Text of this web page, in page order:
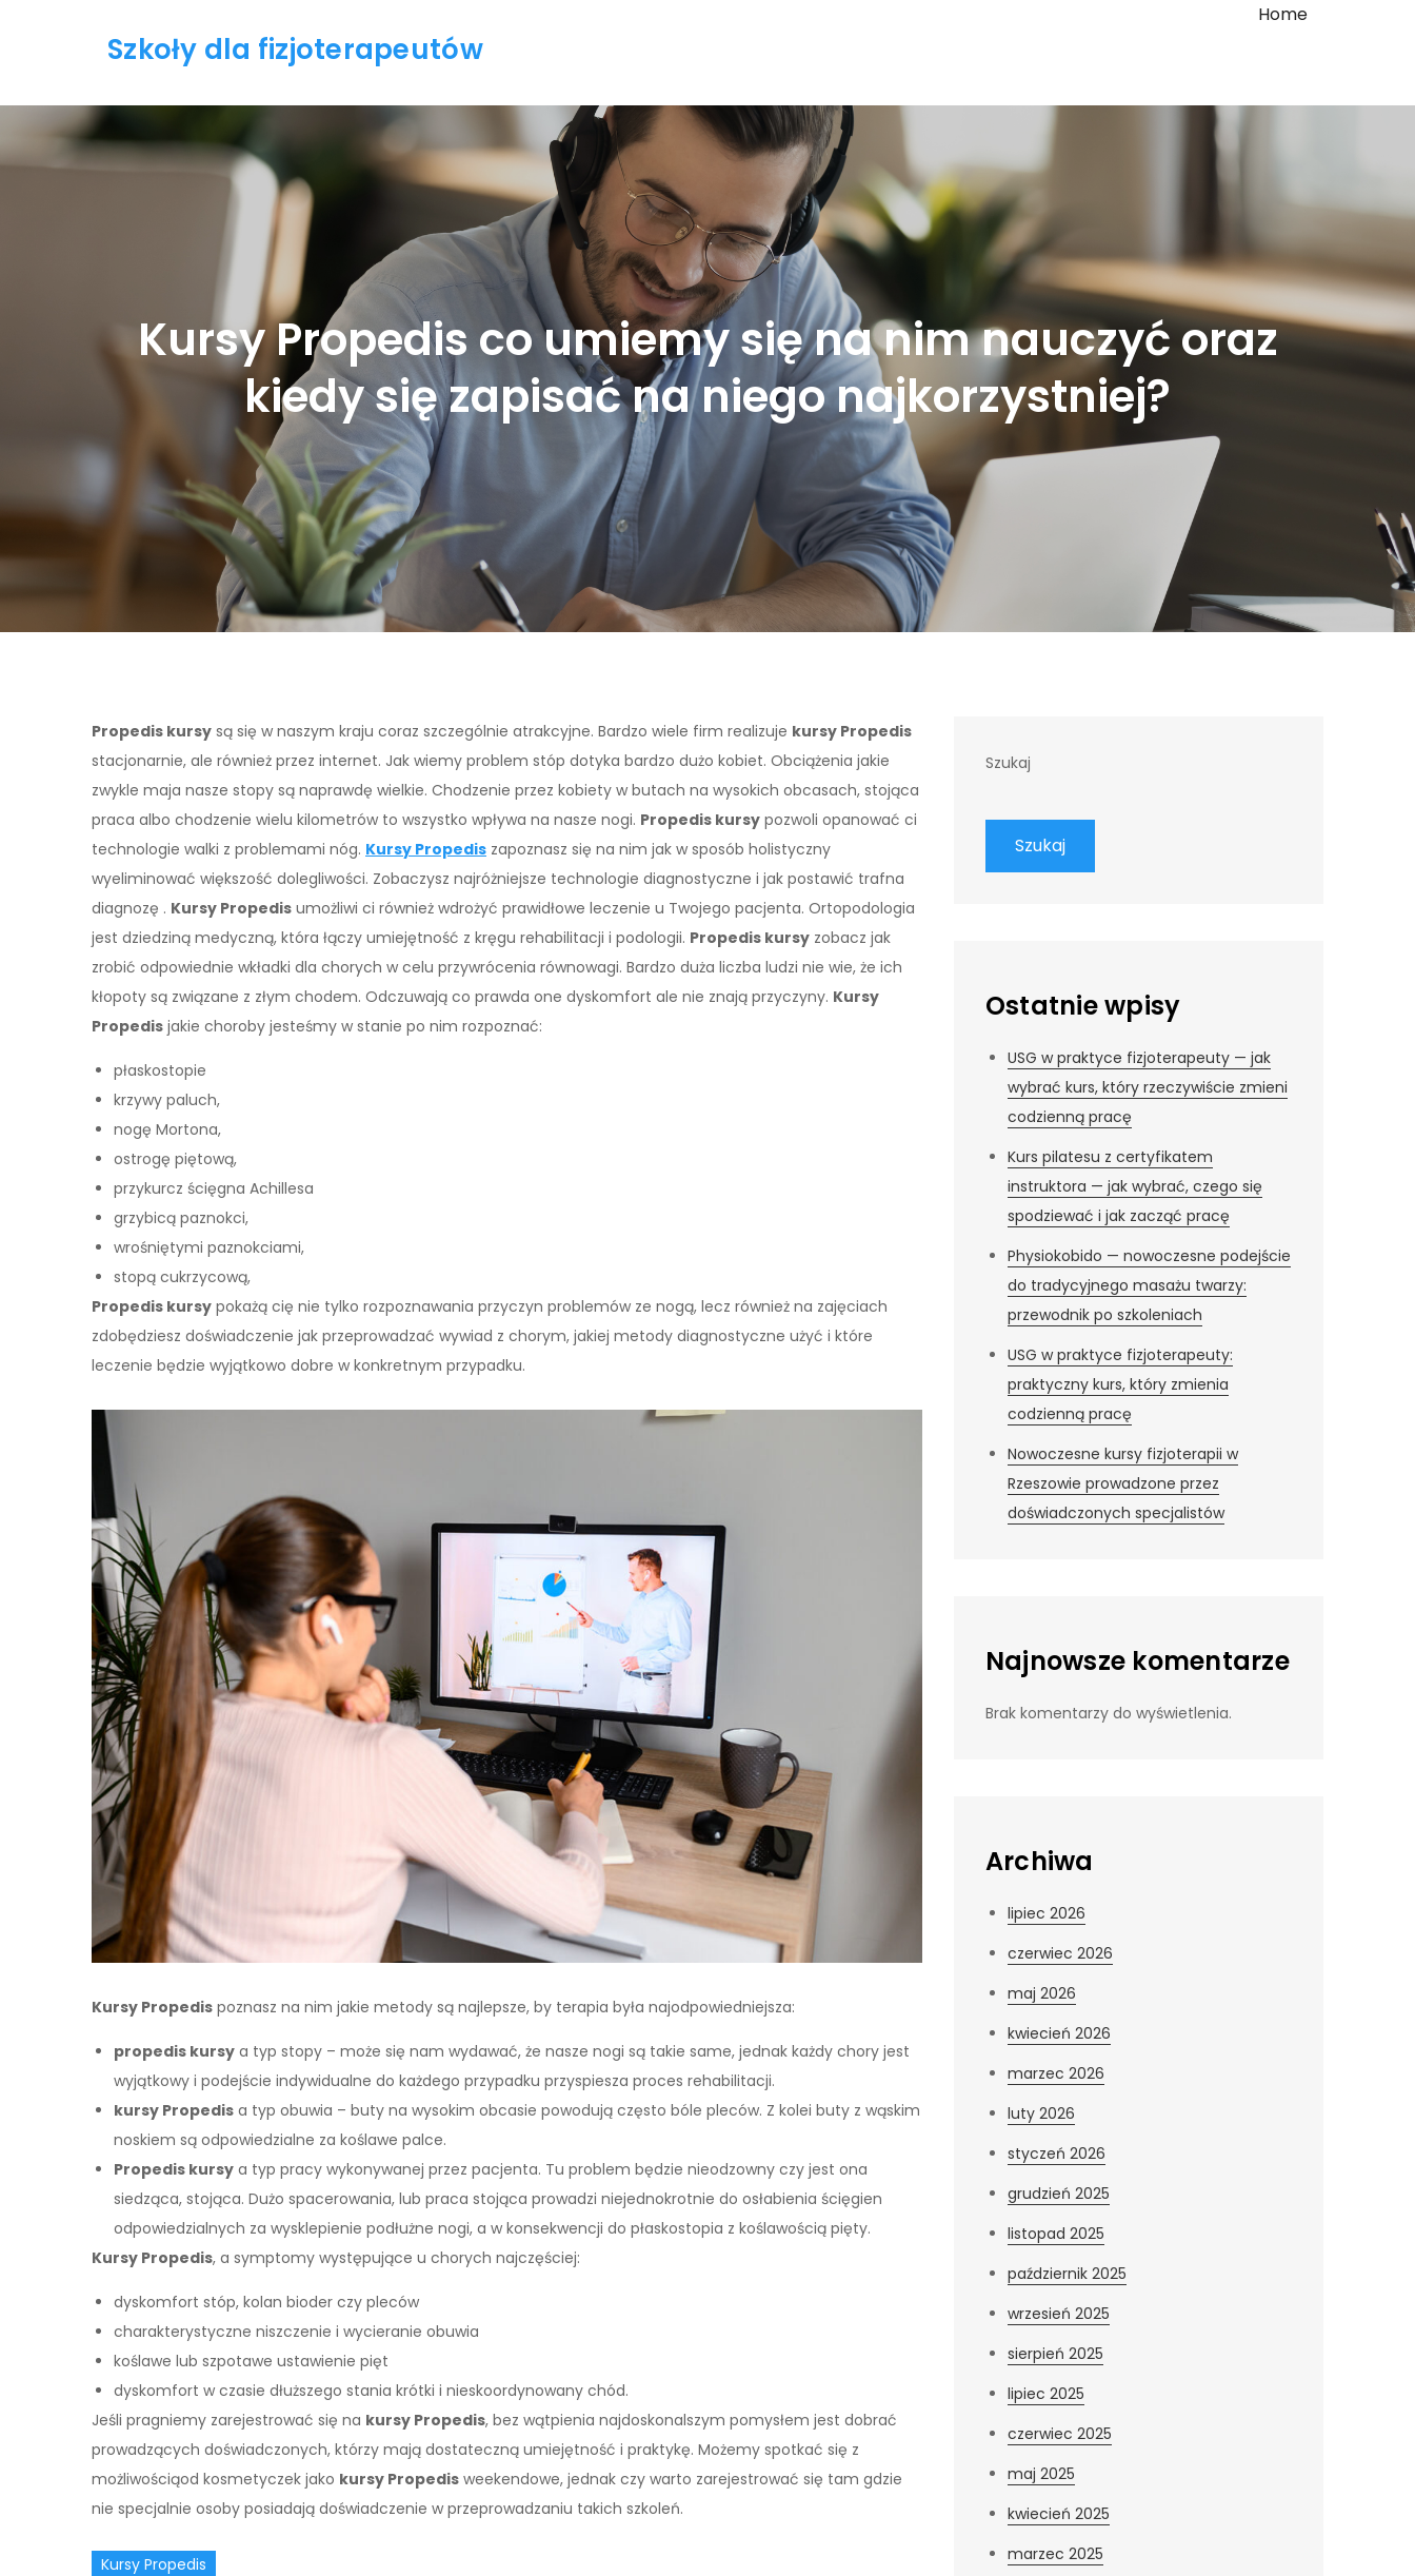
Szkoły dla fizjoterapeutów
Home
Kursy Propedis co umiemy się na nim nauczyć oraz
kiedy się zapisać na niego najkorzystniej?
Propedis kursy są się w naszym kraju coraz szczególnie atrakcyjne. Bardzo wiele firm realizuje kursy Propedis
stacjonarnie, ale również przez internet. Jak wiemy problem stóp dotyka bardzo dużo kobiet. Obciążenia jakie
zwykle maja nasze stopy są naprawdę wielkie. Chodzenie przez kobiety w butach na wysokich obcasach, stojąca
praca albo chodzenie wielu kilometrów to wszystko wpływa na nasze nogi. Propedis kursy pozwoli opanować ci
technologie walki z problemami nóg. Kursy Propedis zapoznasz się na nim jak w sposób holistyczny
wyeliminować większość dolegliwości. Zobaczysz najróżniejsze technologie diagnostyczne i jak postawić trafna
diagnozę . Kursy Propedis umożliwi ci również wdrożyć prawidłowe leczenie u Twojego pacjenta. Ortopodologia
jest dziedziną medyczną, która łączy umiejętność z kręgu rehabilitacji i podologii. Propedis kursy zobacz jak
zrobić odpowiednie wkładki dla chorych w celu przywrócenia równowagi. Bardzo duża liczba ludzi nie wie, że ich
kłopoty są związane z złym chodem. Odczuwają co prawda one dyskomfort ale nie znają przyczyny. Kursy
Propedis jakie choroby jesteśmy w stanie po nim rozpoznać:
płaskostopie
krzywy paluch,
nogę Mortona,
ostrogę piętową,
przykurcz ścięgna Achillesa
grzybicą paznokci,
wrośniętymi paznokciami,
stopą cukrzycową,
Propedis kursy pokażą cię nie tylko rozpoznawania przyczyn problemów ze nogą, lecz również na zajęciach
zdobędziesz doświadczenie jak przeprowadzać wywiad z chorym, jakiej metody diagnostyczne użyć i które
leczenie będzie wyjątkowo dobre w konkretnym przypadku.
Kursy Propedis poznasz na nim jakie metody są najlepsze, by terapia była najodpowiedniejsza:
propedis kursy a typ stopy – może się nam wydawać, że nasze nogi są takie same, jednak każdy chory jest
wyjątkowy i podejście indywidualne do każdego przypadku przyspiesza proces rehabilitacji.
kursy Propedis a typ obuwia – buty na wysokim obcasie powodują często bóle pleców. Z kolei buty z wąskim
noskiem są odpowiedzialne za koślawe palce.
Propedis kursy a typ pracy wykonywanej przez pacjenta. Tu problem będzie nieodzowny czy jest ona
siedząca, stojąca. Dużo spacerowania, lub praca stojąca prowadzi niejednokrotnie do osłabienia ścięgien
odpowiedzialnych za wysklepienie podłużne nogi, a w konsekwencji do płaskostopia z koślawością pięty.
Kursy Propedis, a symptomy występujące u chorych najczęściej:
dyskomfort stóp, kolan bioder czy pleców
charakterystyczne niszczenie i wycieranie obuwia
koślawe lub szpotawe ustawienie pięt
dyskomfort w czasie dłuższego stania krótki i nieskoordynowany chód.
Jeśli pragniemy zarejestrować się na kursy Propedis, bez wątpienia najdoskonalszym pomysłem jest dobrać
prowadzących doświadczonych, którzy mają dostateczną umiejętność i praktykę. Możemy spotkać się z
możliwościąod kosmetyczek jako kursy Propedis weekendowe, jednak czy warto zarejestrować się tam gdzie
nie specjalnie osoby posiadają doświadczenie w przeprowadzaniu takich szkoleń.
Kursy Propedis
Szukaj
Szukaj
Ostatnie wpisy
USG w praktyce fizjoterapeuty — jak
wybrać kurs, który rzeczywiście zmieni
codzienną pracę
Kurs pilatesu z certyfikatem
instruktora — jak wybrać, czego się
spodziewać i jak zacząć pracę
Physiokobido — nowoczesne podejście
do tradycyjnego masażu twarzy:
przewodnik po szkoleniach
USG w praktyce fizjoterapeuty:
praktyczny kurs, który zmienia
codzienną pracę
Nowoczesne kursy fizjoterapii w
Rzeszowie prowadzone przez
doświadczonych specjalistów
Najnowsze komentarze
Brak komentarzy do wyświetlenia.
Archiwa
lipiec 2026
czerwiec 2026
maj 2026
kwiecień 2026
marzec 2026
luty 2026
styczeń 2026
grudzień 2025
listopad 2025
październik 2025
wrzesień 2025
sierpień 2025
lipiec 2025
czerwiec 2025
maj 2025
kwiecień 2025
marzec 2025